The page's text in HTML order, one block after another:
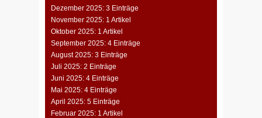
Dezember 2025: 3 Einträge
November 2025: 1 Artikel
Oktober 2025: 1 Artikel
September 2025: 4 Einträge
August 2025: 3 Einträge
Juli 2025: 2 Einträge
Juni 2025: 4 Einträge
Mai 2025: 4 Einträge
April 2025: 5 Einträge
Februar 2025: 1 Artikel